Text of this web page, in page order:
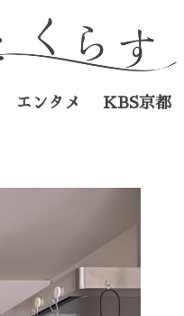
エンタメ KBS京都